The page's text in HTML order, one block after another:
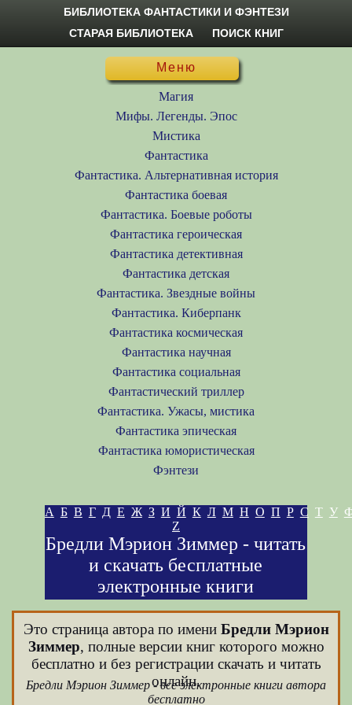
БИБЛИОТЕКА ФАНТАСТИКИ И ФЭНТЕЗИ
СТАРАЯ БИБЛИОТЕКА
ПОИСК КНИГ
Меню
Магия
Мифы. Легенды. Эпос
Мистика
Фантастика
Фантастика. Альтернативная история
Фантастика боевая
Фантастика. Боевые роботы
Фантастика героическая
Фантастика детективная
Фантастика детская
Фантастика. Звездные войны
Фантастика. Киберпанк
Фантастика космическая
Фантастика научная
Фантастика социальная
Фантастический триллер
Фантастика. Ужасы, мистика
Фантастика эпическая
Фантастика юмористическая
Фэнтези
А Б В Г Д Е Ж З И Й К Л М Н О П Р С Т У
Z
Бредли Мэрион Зиммер - читать
и скачать бесплатные
электронные книги
Это страница автора по имени Бредли Мэрион
Зиммер, полные версии книг которого можно
бесплатно и без регистрации скачать и читать
онлайн.
Бредли Мэрион Зиммер - все электронные книги автора
бесплатно